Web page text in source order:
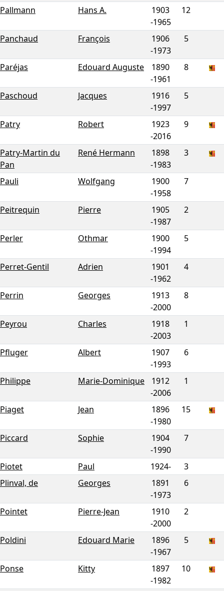
Pallmann Hans A.
1903
-1965
12
Panchaud François
1906
-1973
5
Paréjas Edouard Auguste
1890
-1961
8
Paschoud Jacques
1916
-1997
5
Patry Robert
1923
-2016
9
Patry-Martin du
Pan
René Hermann
1898
-1983
3
Pauli Wolfgang
1900
-1958
7
Peitrequin Pierre
1905
-1987
2
Perler Othmar
1900
-1994
5
Perret-Gentil Adrien
1901
-1962
4
Perrin Georges
1913
-2000
8
Peyrou Charles
1918
-2003
1
Pfluger Albert
1907
-1993
6
Philippe Marie-Dominique
1912
-2006
1
Piaget Jean
1896
-1980
15
Piccard Sophie
1904
-1990
7
Piotet Paul 1924-
3
Plinval, de
Georges
1891
-1973
6
Pointet Pierre-Jean
1910
-2000
2
Poldini Edouard Marie
1896
-1967
5
Ponse Kitty
1897
-1982
10